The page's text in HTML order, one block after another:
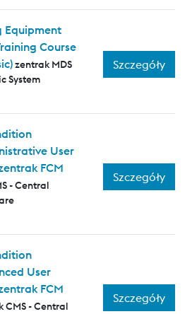
Equipment
Course
zentrak MDS
System
Szczegóły
User
FCM
- Central
Szczegóły
User
FCM
CMS - Central
Szczegóły